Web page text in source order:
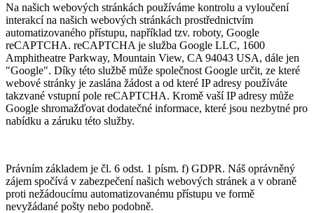
Na našich webových stránkách používáme kontrolu a vyloučení
interakcí na našich webových stránkách prostřednictvím
automatizovaného přístupu, například tzv. roboty, Google
reCAPTCHA. reCAPTCHA je služba Google LLC, 1600
Amphitheatre Parkway, Mountain View, CA 94043 USA, dále jen
"Google". Díky této službě může společnost Google určit, ze které
webové stránky je zaslána žádost a od které IP adresy používáte
takzvané vstupní pole reCAPTCHA. Kromě vaší IP adresy může
Google shromažďovat dodatečné informace, které jsou nezbytné pro
nabídku a záruku této služby.
Právním základem je čl. 6 odst. 1 písm. f) GDPR. Náš oprávněný
zájem spočívá v zabezpečení našich webových stránek a v obraně
proti nežádoucímu automatizovanému přístupu ve formě
nevyžádané pošty nebo podobně.